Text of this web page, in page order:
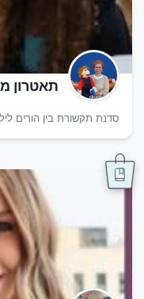
תאטרון
סדנת תקשורת בין הורים